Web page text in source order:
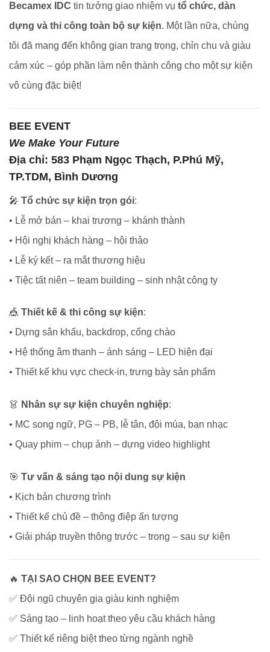
Becamex IDC tin tưởng giao nhiệm vụ tổ chức, dàn
dựng và thi công toàn bộ sự kiện. Một lần nữa, chúng
tôi đã mang đến không gian trang trọng, chỉn chu và giàu
cảm xúc – góp phần làm nên thành công cho một sự kiện
vô cùng đặc biệt!
BEE EVENT
We Make Your Future
Địa chỉ: 583 Phạm Ngọc Thạch, P.Phú Mỹ,
TP.TDM, Bình Dương
🎤 Tổ chức sự kiện trọn gói:
• Lễ mở bán – khai trương – khánh thành
• Hội nghị khách hàng – hội thảo
• Lễ ký kết – ra mắt thương hiệu
• Tiệc tất niên – team building – sinh nhật công ty
🎪 Thiết kế & thi công sự kiện:
• Dựng sân khấu, backdrop, cổng chào
• Hệ thống âm thanh – ánh sáng – LED hiện đại
• Thiết kế khu vực check-in, trưng bày sản phẩm
👗 Nhân sự sự kiện chuyên nghiệp:
• MC song ngữ, PG – PB, lễ tân, đội múa, ban nhạc
• Quay phim – chụp ảnh – dựng video highlight
🎯 Tư vấn & sáng tạo nội dung sự kiện
• Kịch bản chương trình
• Thiết kế chủ đề – thông điệp ấn tượng
• Giải pháp truyền thông trước – trong – sau sự kiện
🔥 TẠI SAO CHỌN BEE EVENT?
✅ Đội ngũ chuyên gia giàu kinh nghiệm
✅ Sáng tạo – linh hoạt theo yêu cầu khách hàng
✅ Thiết kế riêng biệt theo từng ngành nghề